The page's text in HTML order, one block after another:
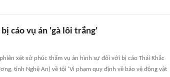
cáo vụ án 'gà lôi trắng'
xét xử phúc thẩm vụ án hình sự đối với bị cáo Thái Khắc
tỉnh Nghệ An) về tội 'Vi phạm quy định về bảo vệ động vật